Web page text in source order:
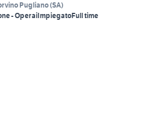
Pugliano(SA)
- OperaiImpiegatoFull time